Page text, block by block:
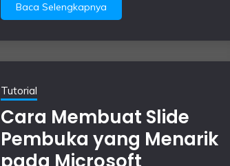
Baca Selengkapnya
Tutorial
Cara Membuat Slide
Pembuka yang Menarik